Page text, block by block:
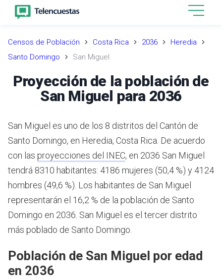
Censos de Población Costa Rica 2036
Heredia
Santo Domingo
San Miguel
Proyección de la población de
San Miguel para 2036
San Miguel es uno de los 8 distritos del Cantón de
Santo Domingo, en Heredia, Costa Rica. De acuerdo
con las proyecciones del INEC, en 2036 San Miguel
tendrá 8310 habitantes: 4186 mujeres (50,4 %) y 4124
hombres (49,6 %). Los habitantes de San Miguel
representarán el 16,2 % de la población de Santo
Domingo en 2036. San Miguel es el tercer distrito
más poblado de Santo Domingo.
Población de San Miguel por edad
en 2036